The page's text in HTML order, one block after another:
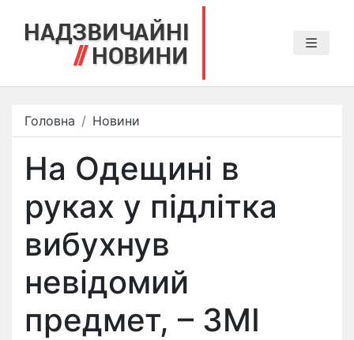
Головна Новини
На Одещині в
руках у підлітка
вибухнув
невідомий
предмет, – ЗМІ